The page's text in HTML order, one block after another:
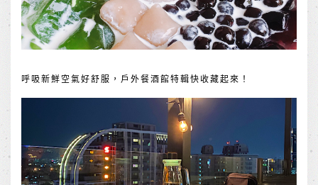
呼吸新鮮空氣好舒服，戶外餐酒館特輯快收藏起來！